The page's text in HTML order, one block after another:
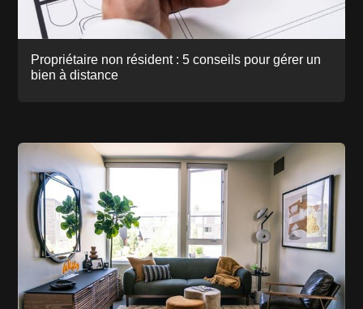
Propriétaire non résident : 5 conseils pour gérer un
bien à distance